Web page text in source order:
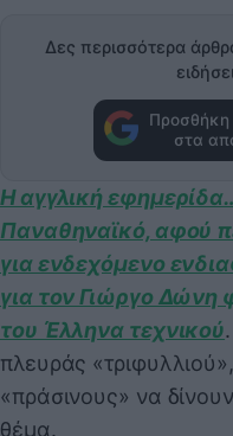
Δες περισσότερα
Προσθήκη
στα
Η αγγλική
Παναθηναϊκό, αφού
για ενδεχόμενο
για τον Γιώργο Δώνη
του Έλληνα τεχνικού
πλευράς
«πράσινους» να
θέμα.